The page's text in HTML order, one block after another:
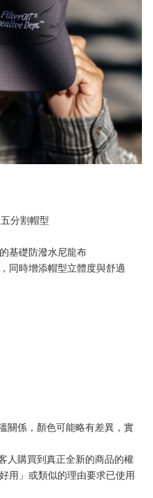
分割帽型
基礎防潑水尼龍布
同時增添帽型立體度與舒適
關係，顏色可能略有差異，實
人購買到真正全新的商品的權
用」或類似的理由要求已使用